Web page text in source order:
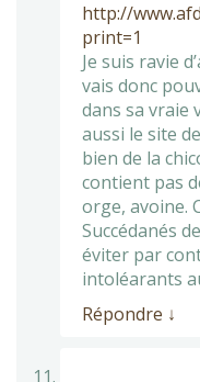
http://
print=1
Je suis ravie
vais donc
dans sa vraie
aussi le site
bien de la
contient pas
orge, avoine.
Succédanés
éviter par
intoléarants
Répondre ↓